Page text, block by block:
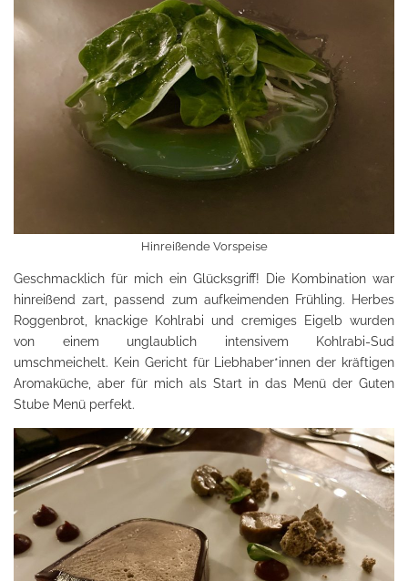
Hinreißende Vorspeise
Geschmacklich für mich ein Glücksgriff! Die Kombination war
hinreißend zart, passend zum aufkeimenden Frühling. Herbes
Roggenbrot, knackige Kohlrabi und cremiges Eigelb wurden
von einem unglaublich intensivem Kohlrabi-Sud
umschmeichelt. Kein Gericht für Liebhaber*innen der kräftigen
Aromaküche, aber für mich als Start in das Menü der Guten
Stube Menü perfekt.